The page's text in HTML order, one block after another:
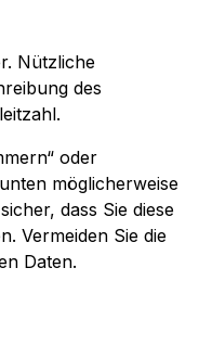
Nützliche
des
oder
möglicherweise
dass Sie diese
Vermeiden Sie die
Daten.